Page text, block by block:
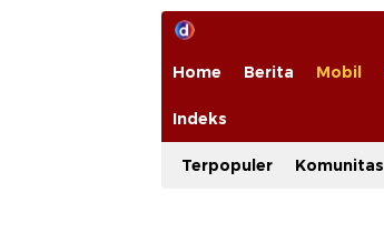
Home Berita Mobil
Indeks
Terpopuler Komunitas